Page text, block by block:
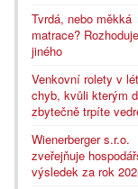
Tvrdá, nebo měkká
matrace?
jiného
Venkovní rolety v
chyb, kvůli kterým
zbytečně trpíte
Wienerberger s.r.o.
zveřejňuje
výsledek za rok